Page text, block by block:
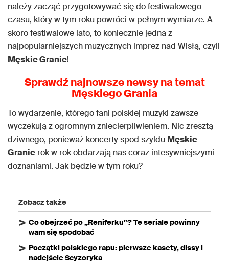
należy zacząć przygotowywać się do festiwalowego
czasu, który w tym roku powróci w pełnym wymiarze. A
skoro festiwalowe lato, to koniecznie jedna z
najpopularniejszych muzycznych imprez nad Wisłą, czyli
Męskie Granie!
Sprawdź najnowsze newsy na temat
Męskiego Grania
To wydarzenie, którego fani polskiej muzyki zawsze
wyczekują z ogromnym zniecierpliwieniem. Nic zresztą
dziwnego, ponieważ koncerty spod szyldu Męskie
Granie rok w rok obdarzają nas coraz intesywniejszymi
doznaniami. Jak będzie w tym roku?
Zobacz także
Co obejrzeć po „Reniferku”? Te seriale powinny
wam się spodobać
Początki polskiego rapu: pierwsze kasety, dissy i
nadejście Scyzoryka